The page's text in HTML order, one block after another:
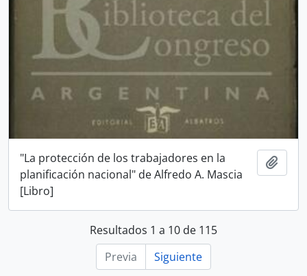
"La protección de los trabajadores en la
planificación nacional" de Alfredo A. Mascia
[Libro]
Resultados 1 a 10 de 115
Previa
Siguiente